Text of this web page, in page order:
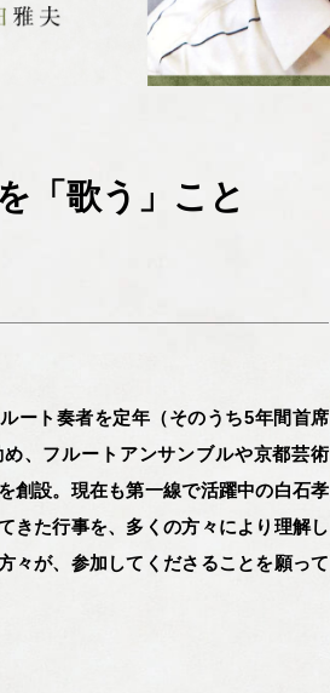
「歌う」こと
ート奏者を定年（そのうち5年間首席
、フルートアンサンブルや京都芸術
創設。現在も第一線で活躍中の白石孝
きた行事を、多くの方々により理解し
々が、参加してくださることを願って